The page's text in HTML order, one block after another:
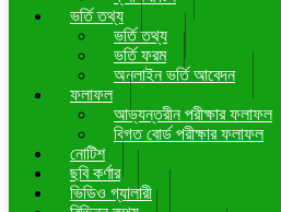
ভর্তি তথ্য
ভর্তি তথ্য
ভর্তি ফরম
অনলাইন ভর্তি আবেদন
ফলাফল
আভ্যন্তরীন পরীক্ষার ফলাফল
বিগত বোর্ড পরীক্ষার ফলাফল
নোটিশ
ছবি কর্ণার
ভিডিও গ্যালারী